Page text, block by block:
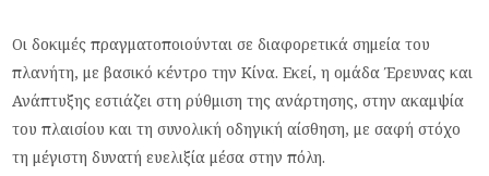
Οι δοκιμές πραγματοποιούνται σε διαφορετικά σημεία του
πλανήτη, με βασικό κέντρο την Κίνα. Εκεί, η ομάδα Έρευνας και
Ανάπτυξης εστιάζει στη ρύθμιση της ανάρτησης, στην ακαμψία
του πλαισίου και τη συνολική οδηγική αίσθηση, με σαφή στόχο
τη μέγιστη δυνατή ευελιξία μέσα στην πόλη.